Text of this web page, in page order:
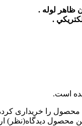
ظاهر لوله .
.
است.
را خریداری
محصول دیدگاه(نظر)